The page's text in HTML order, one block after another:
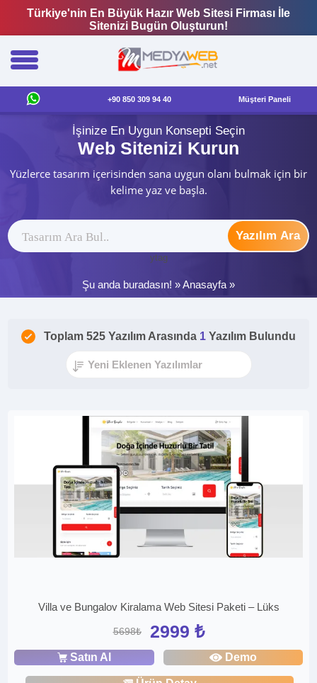
Türkiye'nin En Büyük Hazır Web Sitesi Firması İle
Sitenizi Bugün Oluşturun!
+90 850 309 94 40 Müşteri Paneli
İşinize En Uygun Konsepti Seçin
Web Sitenizi Kurun
Yüzlerce tasarım içerisinden sana uygun olanı bulmak için bir
kelime yaz ve başla.
Yazılım Ara
ytag
Şu anda buradasın! »Anasayfa »
Toplam 525 Yazılım Arasında 1 Yazılım Bulundu
Villa ve Bungalov Kiralama Web Sitesi Paketi – Lüks
5698₺ 2999 ₺
Satın Al Demo